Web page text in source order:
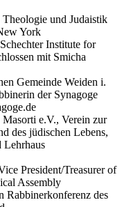
und Judaistik
York
Institute for
mit Smicha
Gemeinde Weiden i.
der Synagoge
e.V., Verein zur
des jüdischen Lebens,
Lehrhaus
President/Treasurer of
Assembly
Rabbinerkonferenz des